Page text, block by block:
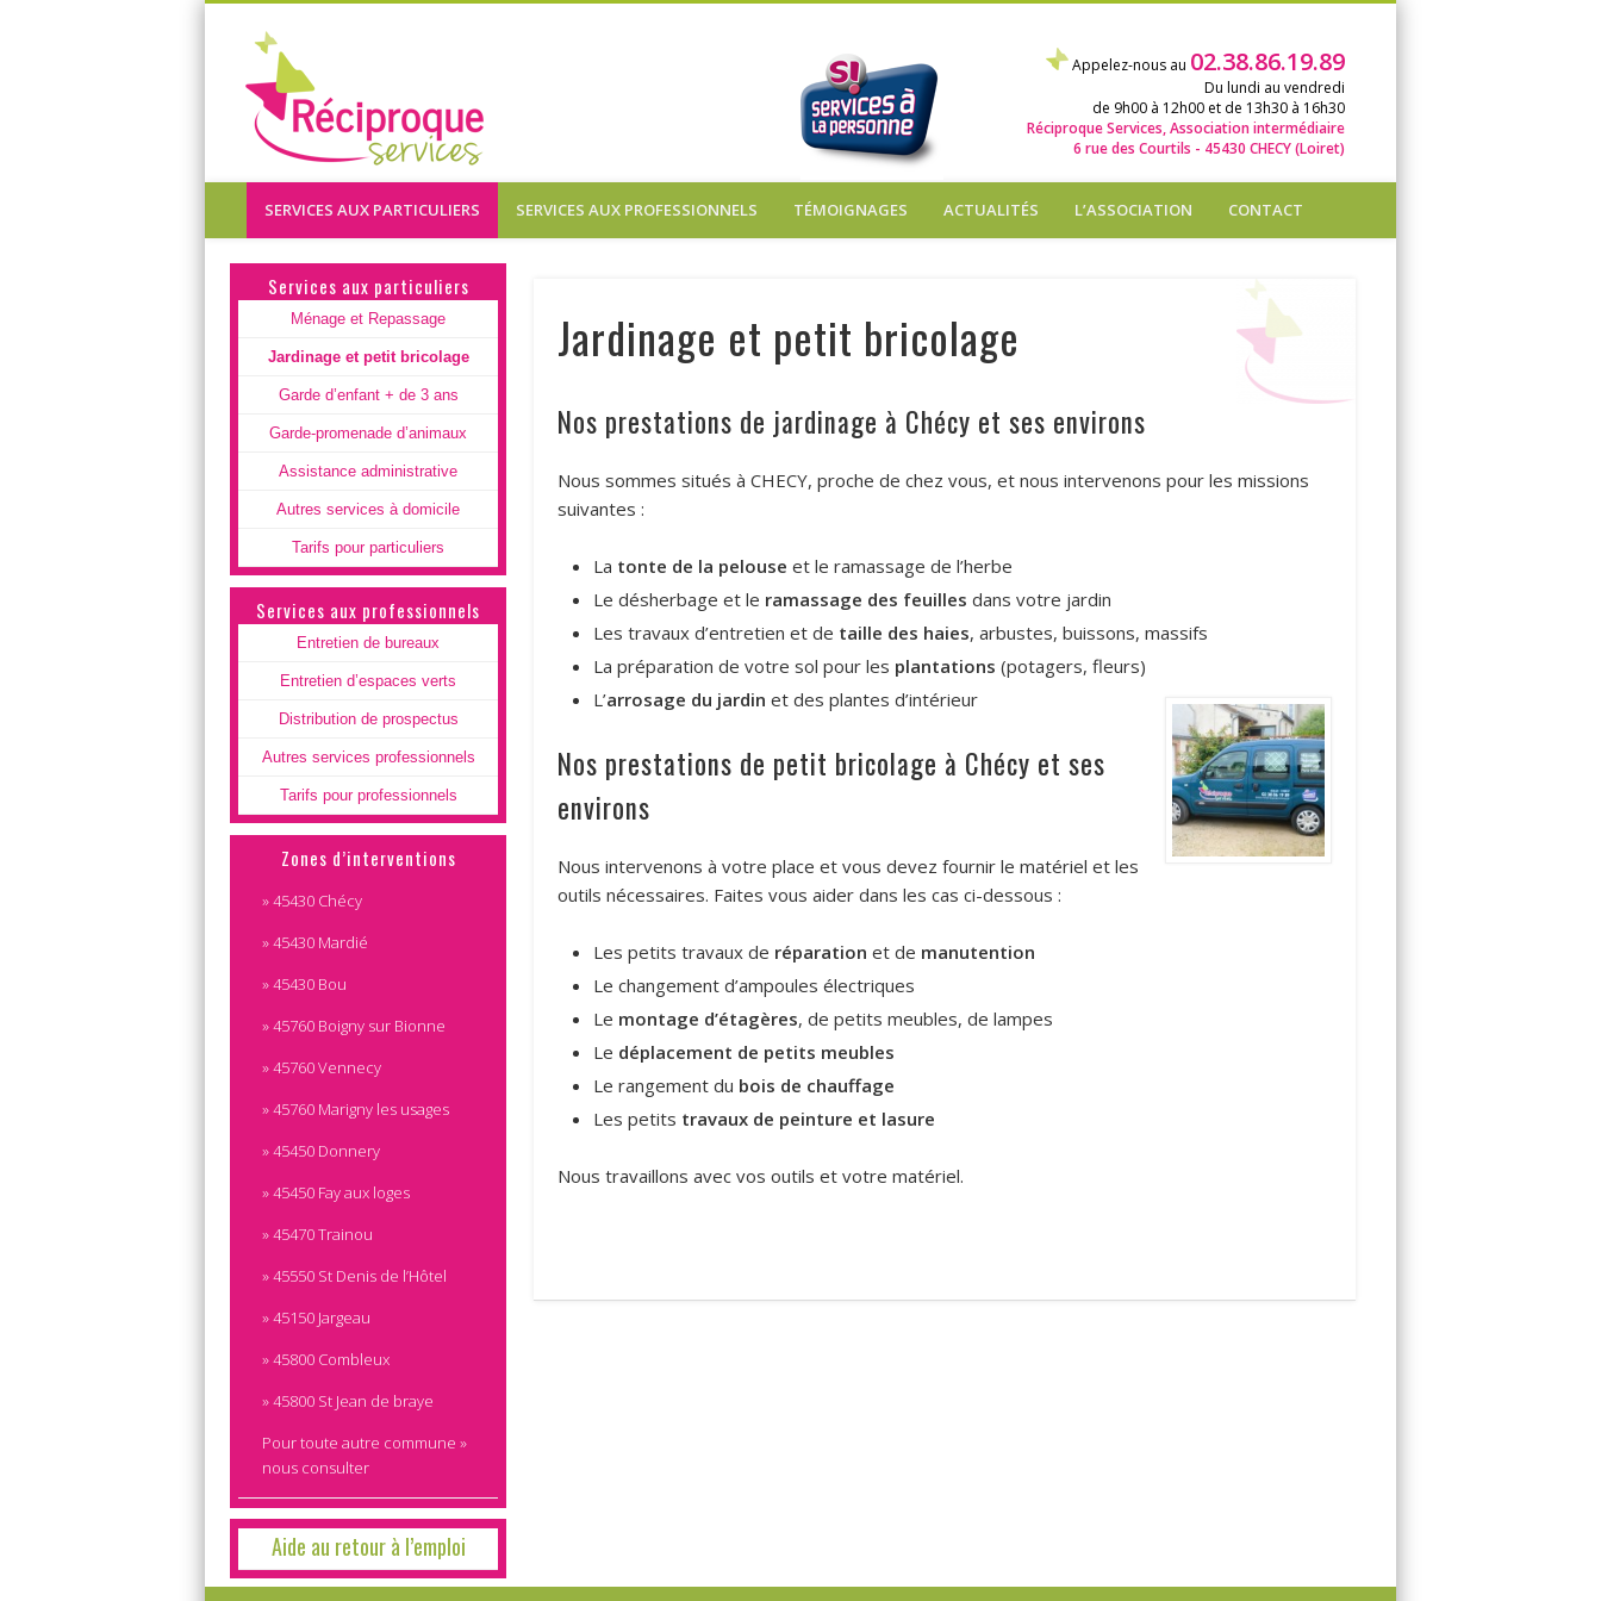
SERVICES AUX PARTICULIERS SERVICES AUX PROFESSIONNELS TÉMOIGNAGES ACTUALITÉS L’ASSOCIATION CONTACT
Jardinage et petit bricolage
Nos prestations de jardinage à Chécy et ses environs
Nous sommes situés à CHECY, proche de chez vous, et nous intervenons pour les missions
suivantes :
La tonte de la pelouse et le ramassage de l’herbe
Le désherbage et le ramassage des feuilles dans votre jardin
Les travaux d’entretien et de taille des haies, arbustes, buissons, massifs
La préparation de votre sol pour les plantations (potagers, fleurs)
L’arrosage du jardin et des plantes d’intérieur
Nos prestations de petit bricolage à Chécy et ses
environs
Nous intervenons à votre place et vous devez fournir le matériel et les
outils nécessaires. Faites vous aider dans les cas ci-dessous :
Les petits travaux de réparationet de manutention
Le changement d’ampoules électriques
Le montage d’étagères, de petits meubles, de lampes
Le déplacement de petits meubles
Le rangement du bois de chauffage
Les petits travaux de peinture et lasure
Nous travaillons avec vos outils et votre matériel.
Services aux particuliers
Ménage et Repassage
Jardinage et petit bricolage
Garde d’enfant + de 3 ans
Garde-promenade d’animaux
Assistance administrative
Autres services à domicile
Tarifs pour particuliers
Services aux professionnels
Entretien de bureaux
Entretien d’espaces verts
Distribution de prospectus
Autres services professionnels
Tarifs pour professionnels
Zones d’interventions
» 45430 Chécy
» 45430 Mardié
» 45430 Bou
» 45760 Boigny sur Bionne
» 45760 Vennecy
» 45760 Marigny les usages
» 45450 Donnery
» 45450 Fay aux loges
» 45470 Trainou
» 45550 St Denis de l’Hôtel
» 45150 Jargeau
» 45800 Combleux
» 45800 St Jean de braye
Pour toute autre commune »
nous consulter
Aide au retour à l’emploi
Appelez-nous au 02.38.86.19.89
Du lundi au vendredi
de 9h00 à 12h00 et de 13h30 à 16h30
Réciproque Services, Association intermédiaire
6 rue des Courtils - 45430 CHECY (Loiret)